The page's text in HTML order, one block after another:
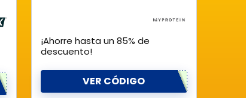
¡Ahorre hasta un 85% de
descuento!
VER CÓDIGO